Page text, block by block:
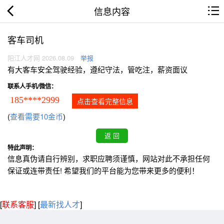
信息内容
客车司机
阳江人才网 2026.08.09 举报
有大客车安全驾驶经验，遵纪守法，管吃注，薪资面议
联系人手机/微信：
185****2999 点击查看完整信息
(查看需要10金币)
特此声明：
信息真伪请自行辨别，求职应聘须谨慎，网站对此不承担任何
保证或连带责任! 希望我们的平台能为您带来更多的便利！
[联系客服] [最新找人才]